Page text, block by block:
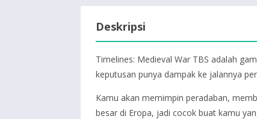
Deskripsi
Timelines: Medieval War TBS adalah
keputusan punya dampak ke jalannya
Kamu akan memimpin peradaban,
besar di Eropa, jadi cocok buat kamu